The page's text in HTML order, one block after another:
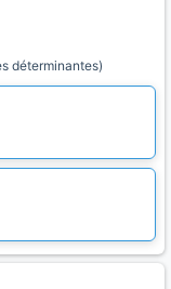
déterminantes)